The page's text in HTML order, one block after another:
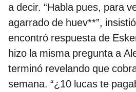
a decir. “Habla pues, para
agarrado de huev**”,
encontró respuesta de
hizo la misma pregunta a
terminó revelando que
semana. “¿10 lucas te